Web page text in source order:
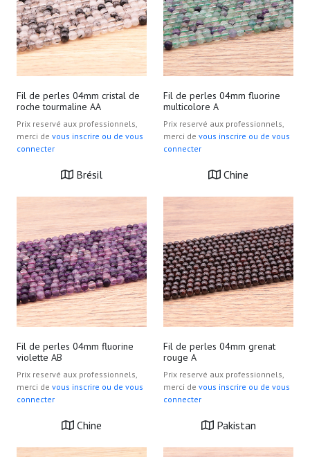
Fil de perles 04mm cristal de
roche tourmaline AA
Prix reservé aux professionnels,
merci de vous inscrire ou de vous
connecter
Brésil
Fil de perles 04mm fluorine
multicolore A
Prix reservé aux professionnels,
merci de vous inscrire ou de vous
connecter
Chine
Fil de perles 04mm fluorine
violette AB
Prix reservé aux professionnels,
merci de vous inscrire ou de vous
connecter
Chine
Fil de perles 04mm grenat
rouge A
Prix reservé aux professionnels,
merci de vous inscrire ou de vous
connecter
Pakistan